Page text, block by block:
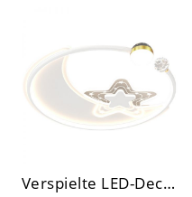
Verspielte LED-Deckenleuchte, kreative Sternenprojektionsleuchte mit Acrylschirm für Kinderzimmer & Babyzimmer